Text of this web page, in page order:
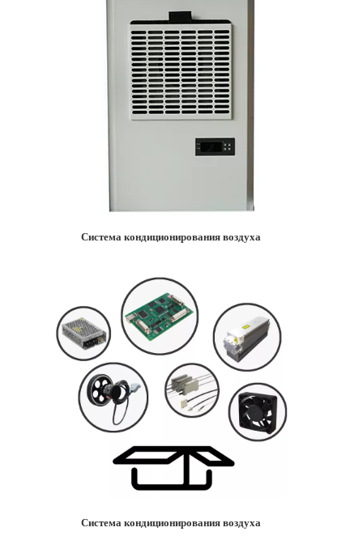
Система кондиционирования воздуха
Система кондиционирования воздуха